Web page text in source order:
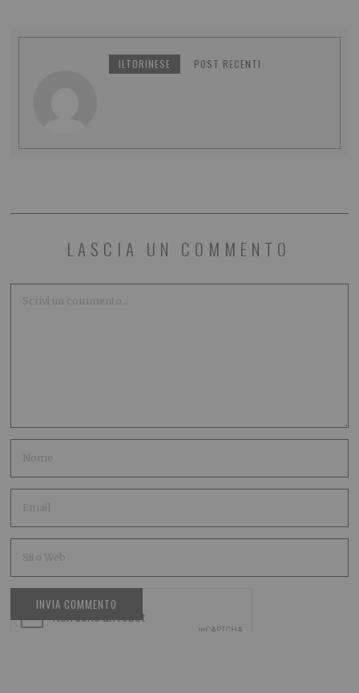
ILTORINESE POST RECENTI
LASCIA UN COMMENTO